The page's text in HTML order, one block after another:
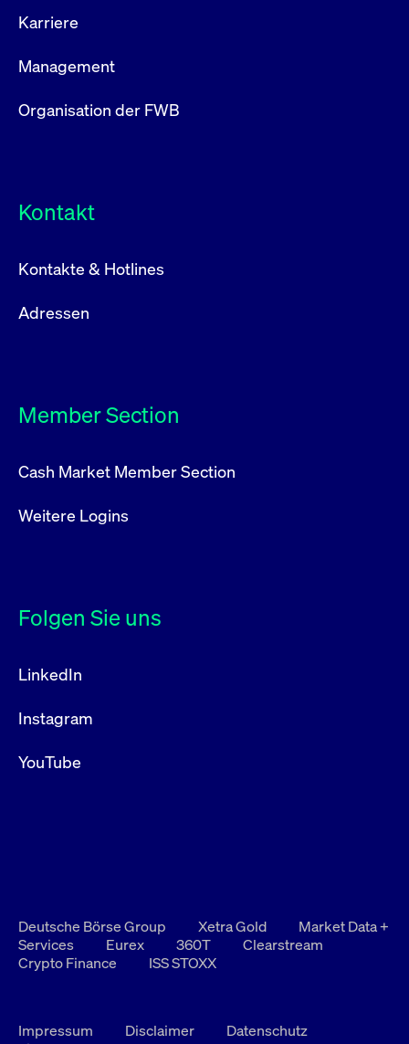
Karriere
Management
Organisation der FWB
Kontakt
Kontakte & Hotlines
Adressen
Member Section
Cash Market Member Section
Weitere Logins
Folgen Sie uns
LinkedIn
Instagram
YouTube
Deutsche Börse Group Xetra Gold
Market Data +
Services
Eurex 360T
Clearstream
Crypto Finance
ISS STOXX
Impressum Disclaimer
Datenschutz